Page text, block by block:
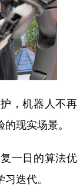
，机器人不再
现实场景。
一日的算法优
迭代。